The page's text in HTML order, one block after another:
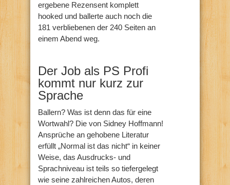
ergebene Rezensent komplett
hooked und ballerte auch noch die
181 verbliebenen der 240 Seiten an
einem Abend weg.
Der Job als PS Profi
kommt nur kurz zur
Sprache
Ballern? Was ist denn das für eine
Wortwahl? Die von Sidney Hoffmann!
Ansprüche an gehobene Literatur
erfüllt „Normal ist das nicht“ in keiner
Weise, das Ausdrucks- und
Sprachniveau ist teils so tiefergelegt
wie seine zahlreichen Autos, deren